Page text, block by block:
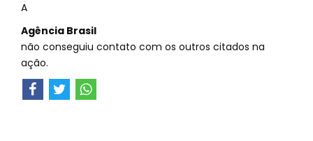
A
Agência Brasil
não conseguiu contato com os outros citados na
ação.